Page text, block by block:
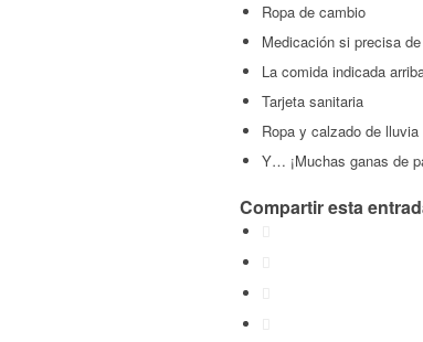
Ropa de cambio
Medicación si precisa
La comida indicada
Tarjeta sanitaria
Ropa y calzado de lluvia
Y… ¡Muchas ganas de
Compartir esta